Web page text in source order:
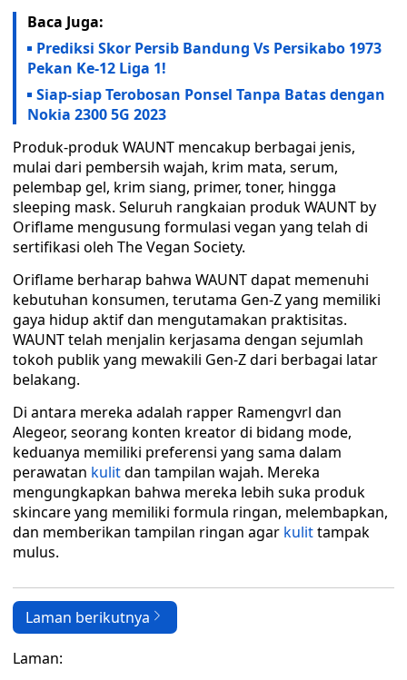
Baca Juga:
Prediksi Skor Persib Bandung Vs Persikabo 1973
Pekan Ke-12 Liga 1!
Siap-siap Terobosan Ponsel Tanpa Batas dengan
Nokia 2300 5G 2023
Produk-produk WAUNT mencakup berbagai jenis,
mulai dari pembersih wajah, krim mata, serum,
pelembap gel, krim siang, primer, toner, hingga
sleeping mask. Seluruh rangkaian produk WAUNT by
Oriflame mengusung formulasi vegan yang telah di
sertifikasi oleh The Vegan Society.
Oriflame berharap bahwa WAUNT dapat memenuhi
kebutuhan konsumen, terutama Gen-Z yang memiliki
gaya hidup aktif dan mengutamakan praktisitas.
WAUNT telah menjalin kerjasama dengan sejumlah
tokoh publik yang mewakili Gen-Z dari berbagai latar
belakang.
Di antara mereka adalah rapper Ramengvrl dan
Alegeor, seorang konten kreator di bidang mode,
keduanya memiliki preferensi yang sama dalam
perawatan kulitdan tampilan wajah. Mereka
mengungkapkan bahwa mereka lebih suka produk
skincare yang memiliki formula ringan, melembapkan,
dan memberikan tampilan ringan agar kulittampak
mulus.
Laman berikutnya
Laman: